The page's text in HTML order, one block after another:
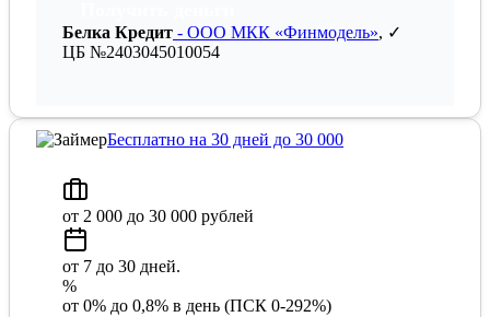
Белка Кредит - ООО МКК «Финмодель», ✓
ЦБ №2403045010054
Бесплатно на 30 дней до 30 000
от 2 000 до 30 000 рублей
от 7 до 30 дней.
%
от 0% до 0,8% в день (ПСК 0-292%)